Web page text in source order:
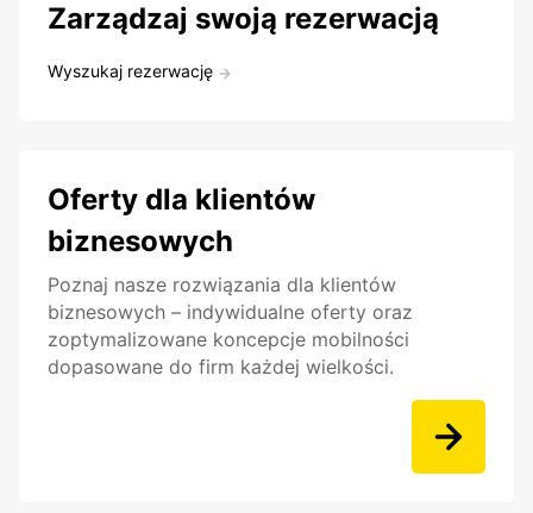
Zarządzaj swoją rezerwacją
Wyszukaj rezerwację
Oferty dla klientów
biznesowych
Poznaj nasze rozwiązania dla klientów
biznesowych – indywidualne oferty oraz
zoptymalizowane koncepcje mobilności
dopasowane do firm każdej wielkości.